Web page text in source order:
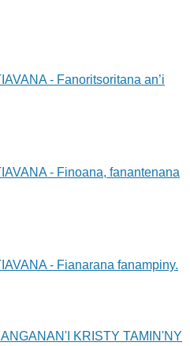
- Fanoritsoritana an’i
- Finoana, fanantenana
- Fianarana fanampiny.
KRISTY TAMIN'NY